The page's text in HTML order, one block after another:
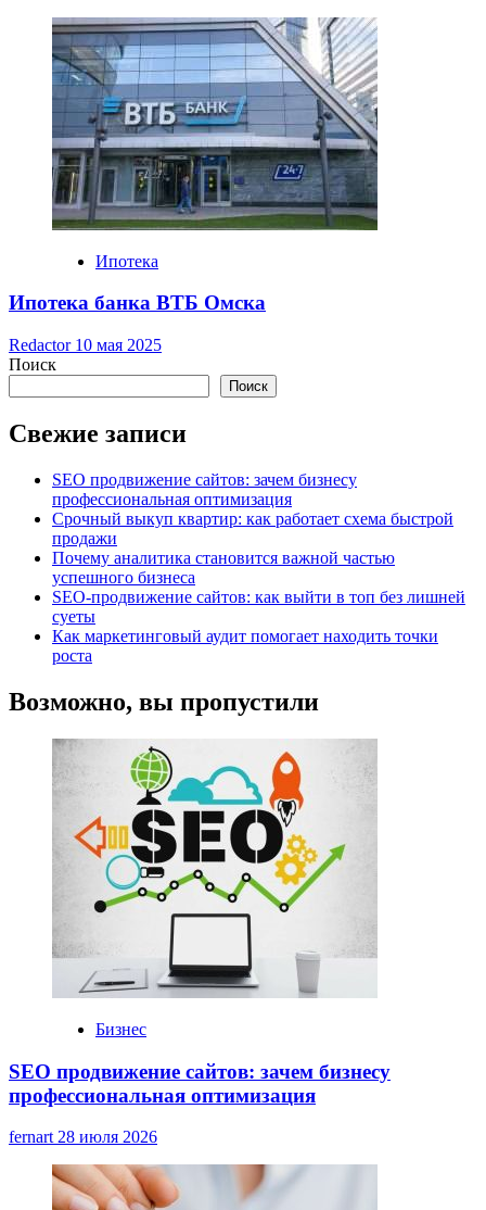
Ипотека
Ипотека банка ВТБ Омска
Redactor 10 мая 2025
Поиск
Поиск
Свежие записи
SEO продвижение сайтов: зачем бизнесу
профессиональная оптимизация
Срочный выкуп квартир: как работает схема быстрой
продажи
Почему аналитика становится важной частью
успешного бизнеса
SEO-продвижение сайтов: как выйти в топ без лишней
суеты
Как маркетинговый аудит помогает находить точки
роста
Возможно, вы пропустили
Бизнес
SEO продвижение сайтов: зачем бизнесу
профессиональная оптимизация
fernart 28 июля 2026